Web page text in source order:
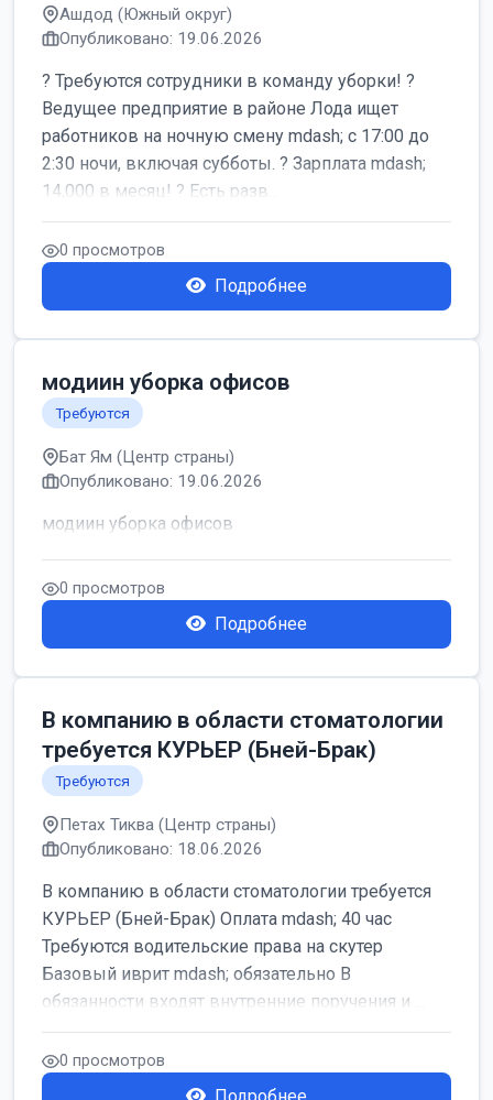
Ашдод (Южный округ)
Опубликовано: 19.06.2026
? Требуются сотрудники в команду уборки! ?
Ведущее предприятие в районе Лода ищет
работников на ночную смену mdash; с 17:00 до
2:30 ночи, включая субботы. ? Зарплата mdash;
14,000 в месяц! ? Есть разв...
0 просмотров
Подробнее
модиин уборка офисов
Требуются
Бат Ям (Центр страны)
Опубликовано: 19.06.2026
модиин уборка офисов
0 просмотров
Подробнее
В компанию в области стоматологии
требуется КУРЬЕР (Бней-Брак)
Требуются
Петах Тиква (Центр страны)
Опубликовано: 18.06.2026
В компанию в области стоматологии требуется
КУРЬЕР (Бней-Брак) Оплата mdash; 40 час
Требуются водительские права на скутер
Базовый иврит mdash; обязательно В
обязанности входят внутренние поручения и ...
0 просмотров